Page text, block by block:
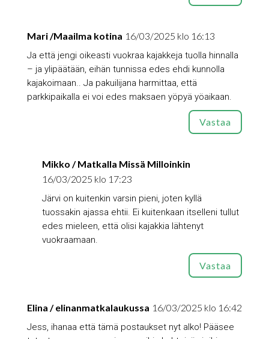
Mari /Maailma kotina 16/03/2025 klo 16:13
Ja että jengi oikeasti vuokraa kajakkeja tuolla hinnalla
– ja ylipäätään, eihän tunnissa edes ehdi kunnolla
kajakoimaan.. Ja pakuilijana harmittaa, että
parkkipaikalla ei voi edes maksaen yöpyä yöaikaan.
Vastaa
Mikko / Matkalla Missä Milloinkin
16/03/2025 klo 17:23
Järvi on kuitenkin varsin pieni, joten kyllä
tuossakin ajassa ehtii. Ei kuitenkaan itselleni tullut
edes mieleen, että olisi kajakkia lähtenyt
vuokraamaan.
Vastaa
Elina / elinanmatkalaukussa 16/03/2025 klo 16:42
Jess, ihanaa että tämä postaukset nyt alko! Pääsee